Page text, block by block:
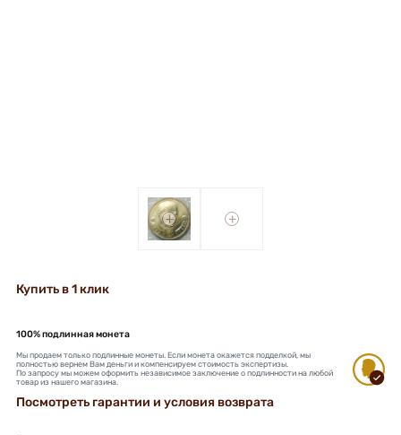
+ +
Купить в 1 клик
100% подлинная монета
Мы продаем только подлинные монеты. Если монета окажется подделкой, мы
полностью вернем Вам деньги и компенсируем стоимость экспертизы.
По запросу мы можем оформить независимое заключение о подлинности на любой
товар из нашего магазина.
Посмотреть гарантии и условия возврата